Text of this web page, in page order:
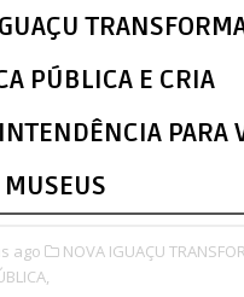
PÚBLICA E CRIA
PARA
MUSEUS
ago
NOVA IGUAÇU